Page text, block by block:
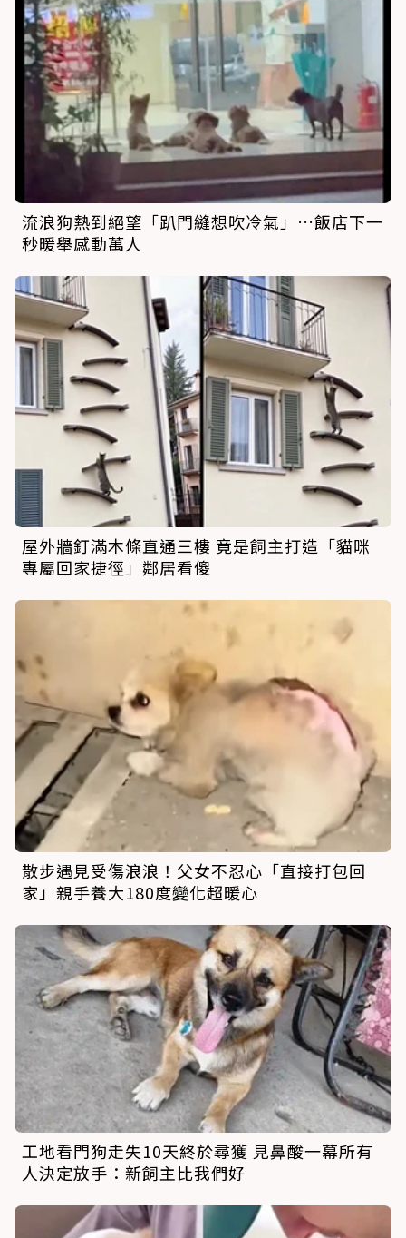
流浪狗熱到絕望「趴門縫想吹冷氣」…飯店下一
秒暖舉感動萬人
屋外牆釘滿木條直通三樓 竟是飼主打造「貓咪
專屬回家捷徑」鄰居看傻
散步遇見受傷浪浪！父女不忍心「直接打包回
家」親手養大180度變化超暖心
工地看門狗走失10天終於尋獲 見鼻酸一幕所有
人決定放手：新飼主比我們好